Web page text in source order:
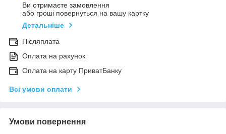
Ви отримаєте замовлення
або гроші повернуться на вашу картку
Детальніше
Післяплата
Оплата на рахунок
Оплата на карту ПриватБанку
Всі умови оплати
Умови повернення